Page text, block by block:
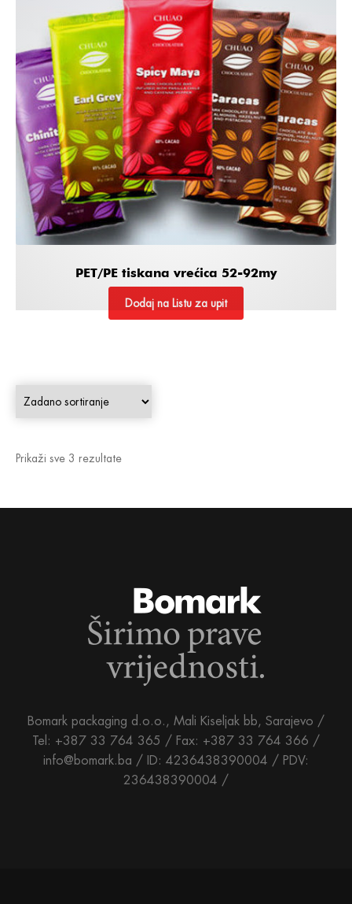
PET/PE tiskana vrećica 52-92my
Dodaj na Listu za upit
Prikaži sve 3 rezultate
Bomark packaging d.o.o., Mali Kiseljak bb, Sarajevo /
Tel: +387 33 764 365 / Fax: +387 33 764 366 /
info@bomark.ba / ID: 4236438390004 / PDV:
236438390004 /